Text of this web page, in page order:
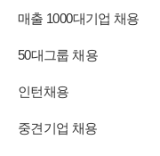
매출 1000대기업 채용
50대그룹 채용
인턴채용
중견기업 채용